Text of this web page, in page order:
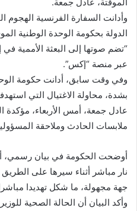
وأدانت السفارة الفرنسية الهجوم
الدولة بحكومة الوحدة الوطنية
“تضم صوتها إلى البعثة الأممية
عبر منصة “إكس”.
وفي وقت سابق، أدانت حكومة
بشدة، محاولة الاغتيال التي
عادل جمعة، أمس الأربعاء، مؤكدة
ملابسات الحادث وملاحقة
أوضحت الحكومة في بيان رسمي،
نار مباشر أثناء سيرها على
جهة مجهولة، ما شكل تهديدا مباشرا
وأكد البيان أن الحالة الصحية